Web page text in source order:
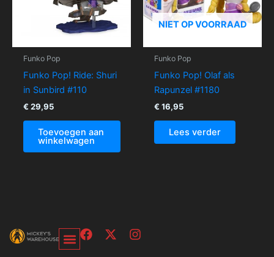
Funko Pop
Funko Pop! Ride: Shuri
in Sunbird #110
€ 29,95
Toevoegen aan
winkelwagen
NIET OP VOORRAAD
Funko Pop
Funko Pop! Olaf als
Rapunzel #1180
€ 16,95
Lees verder
F
X
I